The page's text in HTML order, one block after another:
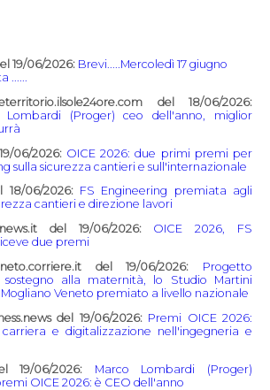
19/06/2026: Brevi.....Mercoledì 17 giugno
......
del 18/06/2026:
Lombardi (Proger) ceo dell'anno, miglior
06/2026: OICE 2026: due primi premi per
sulla sicurezza cantieri e sull'internazionale
18/06/2026: FS Engineering premiata agli
cantieri e direzione lavori
del 19/06/2026:
OICE 2026, FS
due premi
del 19/06/2026:
Progetto
sostegno alla maternità, lo Studio Martini
Veneto premiato a livello nazionale
del 19/06/2026: Premi OICE 2026:
carriera e digitalizzazione nell'ingegneria e
19/06/2026:
Marco Lombardi (Proger)
OICE 2026: è CEO dell'anno